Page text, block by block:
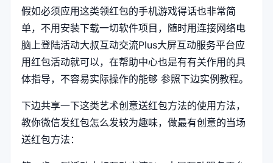
假如必须应用这类领红包的手机游戏得话也非常简
单，不用安装下载一切软件项目，随时用连接网络电
脑上登陆活动大叔互动交流Plus大屏互动服务平台应
用红包活动就可以，在帮助中心也是有有关作用的具
体指导，不容易实际操作的能够 参照下边实例教程。
下边共享一下这类艺术创意送红包方法的使用方法，
教你微信发红包怎么发较为趣味，做最有创意的当场
送红包方法：